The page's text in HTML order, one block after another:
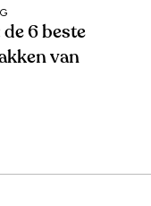
de 6 beste
van